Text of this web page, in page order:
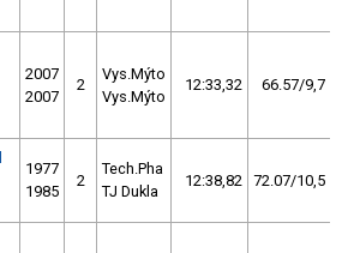
2007
2007
2
Vys.Mýto
Vys.Mýto
12:33,32 66.57/9,7
1977
1985
2
Tech.Pha
TJ Dukla
12:38,82 72.07/10,5